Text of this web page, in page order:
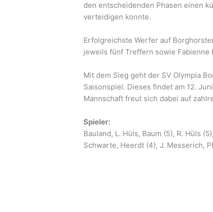
den entscheidenden Phasen einen
verteidigen konnte.
Erfolgreichste Werfer auf
jeweils fünf Treffern sowie Fabienne
Mit dem Sieg geht der SV Olympia
Saisonspiel. Dieses findet am 12.
Mannschaft freut sich dabei auf
Spieler:
Bauland, L. Hüls, Baum (5), R. Hüls
Schwarte, Heerdt (4), J. Messerich,